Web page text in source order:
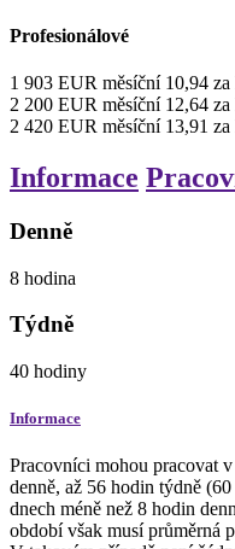
Profesionálové
1 903 EUR měsíční 10,94 za
2 200 EUR měsíční 12,64 za
2 420 EUR měsíční 13,91 za
Informace
Denně
8 hodina
Týdně
40 hodiny
Informace
Pracovníci mohou pracovat
denně, až 56 hodin týdně
dnech méně než 8 hodin
období však musí průměrná